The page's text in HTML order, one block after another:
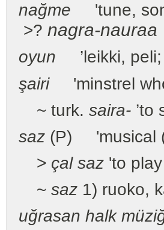
nağme 'tune,
>? nagra-nauraa
oyun ’leikki, peli;
şairi'minstrel who
~ turk. saira- ’to
saz (P) 'musical
> çal saz 'to
~ saz 1) ruoko,
uğrasan halk